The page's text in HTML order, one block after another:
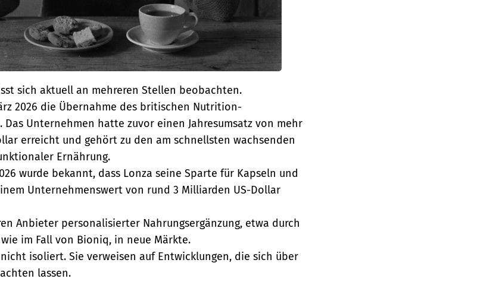
sich aktuell an mehreren Stellen beobachten.
2026 die Übernahme des britischen Nutrition-
Das Unternehmen hatte zuvor einen Jahresumsatz von mehr
erreicht und gehört zu den am schnellsten wachsenden
Ernährung.
wurde bekannt, dass Lonza seine Sparte für Kapseln und
Unternehmenswert von rund 3 Milliarden US-Dollar
Anbieter personalisierter Nahrungsergänzung, etwa durch
im Fall von Bioniq, in neue Märkte.
isoliert. Sie verweisen auf Entwicklungen, die sich über
lassen.